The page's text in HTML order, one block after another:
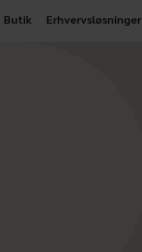
Butik Erhvervsløsninger